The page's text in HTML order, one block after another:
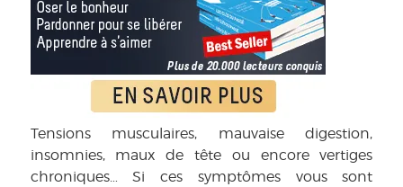
Tensions musculaires, mauvaise digestion,
insomnies, maux de tête ou encore vertiges
chroniques… Si ces symptômes vous sont